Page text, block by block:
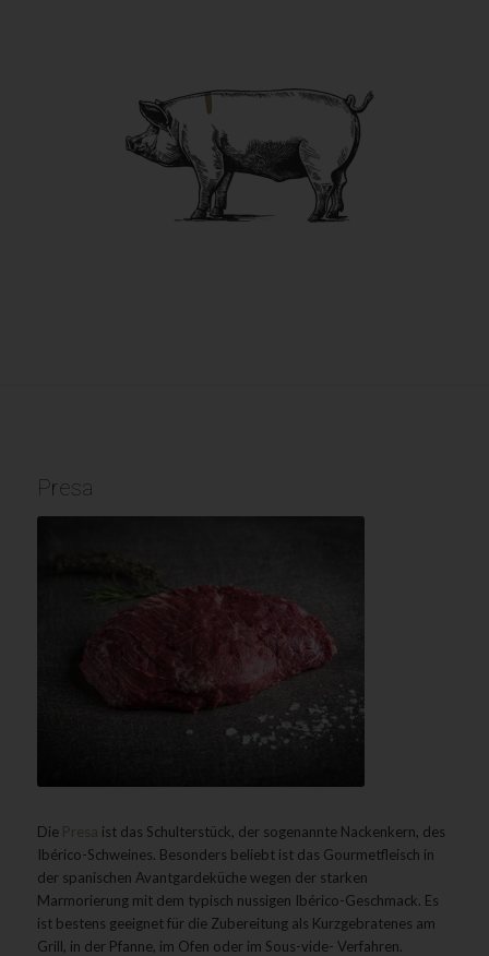
Presa
Die Presa ist das Schulterstück, der sogenannte Nackenkern, des
Ibérico-Schweines. Besonders beliebt ist das Gourmetfleisch in
der spanischen Avantgardeküche wegen der starken
Marmorierung mit dem typisch nussigen Ibérico-Geschmack. Es
ist bestens geeignet für die Zubereitung als Kurzgebratenes am
Grill, in der Pfanne, im Ofen oder im Sous-vide- Verfahren.